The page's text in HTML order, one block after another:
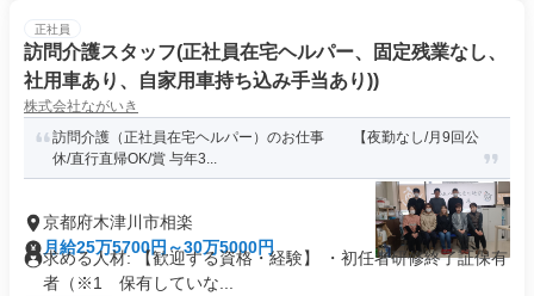
正社員
訪問介護スタッフ(正社員在宅ヘルパー、固定残業なし、
社用車あり、自家用車持ち込み手当あり))
株式会社ながいき
訪問介護（正社員在宅ヘルパー）のお仕事 【夜勤なし/月9回公
休/直行直帰OK/賞 与年3...
京都府木津川市相楽
月給25万5700円～30万5000円
求める人材: 【歓迎する資格・経験】 ・初任者研修終了証保有
者（※1 保有していな...